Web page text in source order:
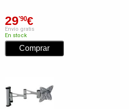
29'90€
Envío gratis
En stock